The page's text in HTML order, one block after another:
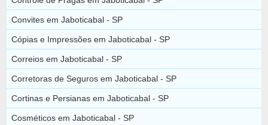
Convites em Jaboticabal - SP
Cópias e Impressões em Jaboticabal - SP
Correios em Jaboticabal - SP
Corretoras de Seguros em Jaboticabal - SP
Cortinas e Persianas em Jaboticabal - SP
Cosméticos em Jaboticabal - SP